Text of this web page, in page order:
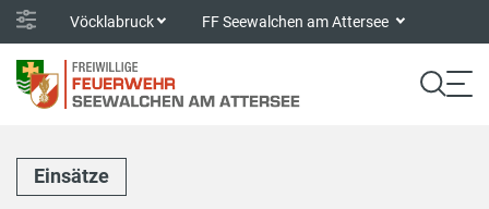
Vöcklabruck FF Seewalchen am Attersee
Einsätze